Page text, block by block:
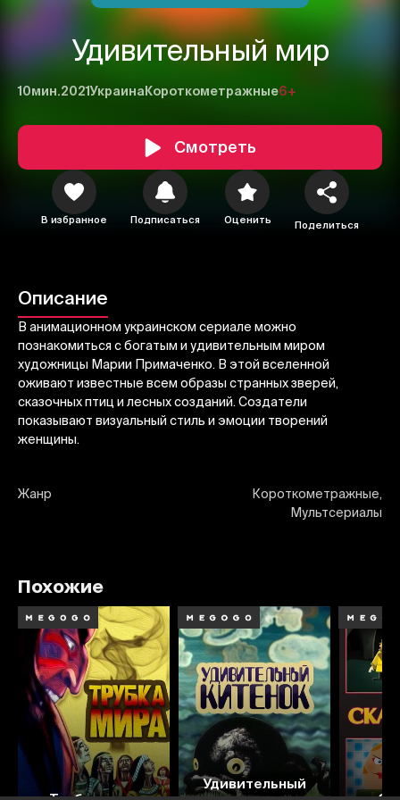
Удивительный мир
10мин.2021Украина Короткометражные6+
Смотреть
В избранное Подписаться Оценить Поделиться
Описание
В анимационном украинском сериале можно
познакомиться с богатым и удивительным миром
художницы Марии Примаченко. В этой вселенной
оживают известные всем образы странных зверей,
сказочных птиц и лесных созданий. Создатели
показывают визуальный стиль и эмоции творений
женщины.
Жанр
Короткометражные,
Мультсериалы
1 2 3
Похожие
5.9
Удивительный
3.6